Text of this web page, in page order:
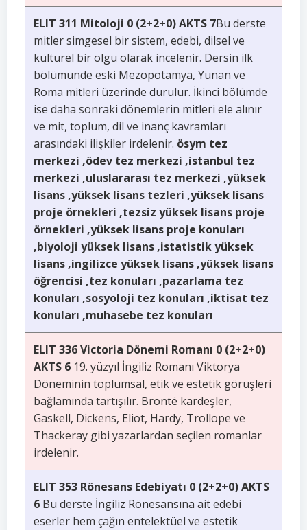
ELIT 311 Mitoloji 0 (2+2+0) AKTS 7Bu derste
mitler simgesel bir sistem, edebi, dilsel ve
kültürel bir olgu olarak incelenir. Dersin ilk
bölümünde eski Mezopotamya, Yunan ve
Roma mitleri üzerinde durulur. İkinci bölümde
ise daha sonraki dönemlerin mitleri ele alınır
ve mit, toplum, dil ve inanç kavramları
arasındaki ilişkiler irdelenir. ösym tez
merkezi ,ödev tez merkezi ,istanbul tez
merkezi ,uluslararası tez merkezi ,yüksek
lisans ,yüksek lisans tezleri ,yüksek lisans
proje örnekleri ,tezsiz yüksek lisans proje
örnekleri ,yüksek lisans proje konuları
,biyoloji yüksek lisans ,istatistik yüksek
lisans ,ingilizce yüksek lisans ,yüksek lisans
öğrencisi ,tez konuları ,pazarlama tez
konuları ,sosyoloji tez konuları ,iktisat tez
konuları ,muhasebe tez konuları
ELIT 336 Victoria Dönemi Romanı 0 (2+2+0)
AKTS 6 19. yüzyıl İngiliz Romanı Viktorya
Döneminin toplumsal, etik ve estetik görüşleri
bağlamında tartışılır. Brontë kardeşler,
Gaskell, Dickens, Eliot, Hardy, Trollope ve
Thackeray gibi yazarlardan seçilen romanlar
irdelenir.
ELIT 353 Rönesans Edebiyatı 0 (2+2+0) AKTS
6 Bu derste İngiliz Rönesansına ait edebi
eserler hem çağın entelektüel ve estetik